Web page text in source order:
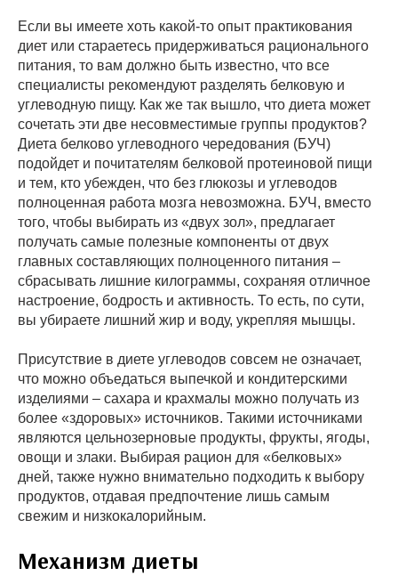
Если вы имеете хоть какой-то опыт практикования
диет или стараетесь придерживаться рационального
питания, то вам должно быть известно, что все
специалисты рекомендуют разделять белковую и
углеводную пищу. Как же так вышло, что диета может
сочетать эти две несовместимые группы продуктов?
Диета белково углеводного чередования (БУЧ)
подойдет и почитателям белковой протеиновой пищи
и тем, кто убежден, что без глюкозы и углеводов
полноценная работа мозга невозможна. БУЧ, вместо
того, чтобы выбирать из «двух зол», предлагает
получать самые полезные компоненты от двух
главных составляющих полноценного питания –
сбрасывать лишние килограммы, сохраняя отличное
настроение, бодрость и активность. То есть, по сути,
вы убираете лишний жир и воду, укрепляя мышцы.
Присутствие в диете углеводов совсем не означает,
что можно объедаться выпечкой и кондитерскими
изделиями – сахара и крахмалы можно получать из
более «здоровых» источников. Такими источниками
являются цельнозерновые продукты, фрукты, ягоды,
овощи и злаки. Выбирая рацион для «белковых»
дней, также нужно внимательно подходить к выбору
продуктов, отдавая предпочтение лишь самым
свежим и низкокалорийным.
Механизм диеты